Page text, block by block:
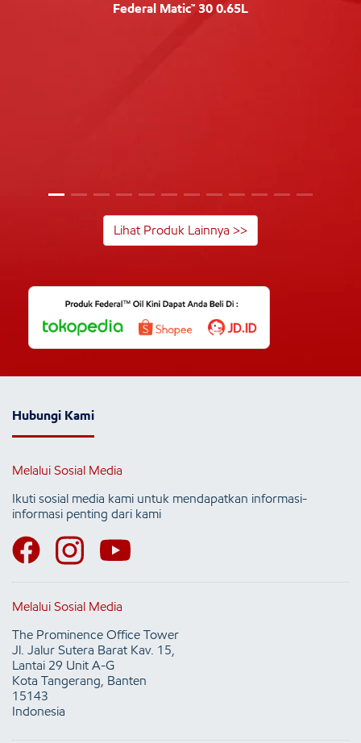
Federal Matic™ 30 0.65L
Lihat Produk Lainnya >>
Hubungi Kami
Melalui Sosial Media
Ikuti sosial media kami untuk mendapatkan informasi-
informasi penting dari kami
Melalui Sosial Media
The Prominence Office Tower
Jl. Jalur Sutera Barat Kav. 15,
Lantai 29 Unit A-G
Kota Tangerang, Banten
15143
Indonesia